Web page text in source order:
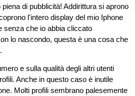
piena di pubblicità! Addirittura si aprono
l'intero display del mio Iphone
senza che io abbia cliccato
lo nascondo, questa è una cosa che
e sulla qualità degli altri utenti
Anche in questo caso è inutile
Molti profili sembrano palesemente